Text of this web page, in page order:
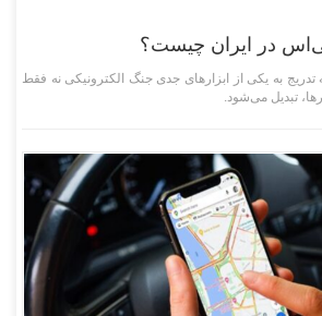
در ایران چیست؟
به یکی از ابزارهای جدی جنگ الکترونیکی نه فقط
تبدیل می‌شود.